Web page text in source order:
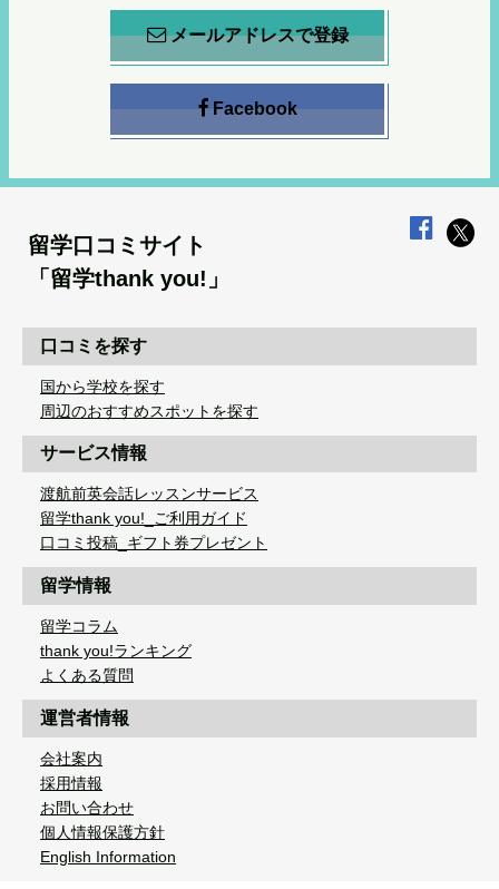
メールアドレスで登録
Facebook
留学口コミサイト
「留学thank you!」
口コミを探す
国から学校を探す
周辺のおすすめスポットを探す
サービス情報
渡航前英会話レッスンサービス
留学thank you!_ご利用ガイド
口コミ投稿_ギフト券プレゼント
留学情報
留学コラム
thank you!ランキング
よくある質問
運営者情報
会社案内
採用情報
お問い合わせ
個人情報保護方針
English Information